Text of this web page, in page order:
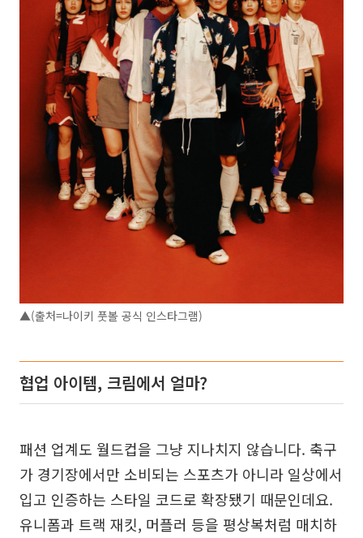
▲(출처=나이키 풋볼 공식 인스타그램)
협업 아이템, 크림에서 얼마?
패션 업계도 월드컵을 그냥 지나치지 않습니다. 축구
가 경기장에서만 소비되는 스포츠가 아니라 일상에서
입고 인증하는 스타일 코드로 확장됐기 때문인데요.
유니폼과 트랙 재킷, 머플러 등을 평상복처럼 매치하